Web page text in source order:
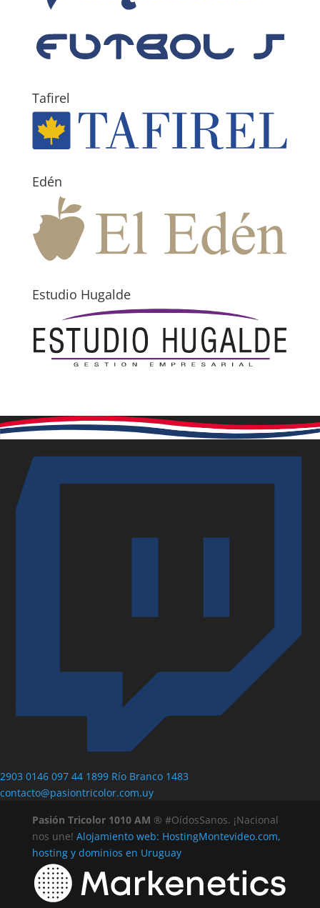
Tafirel
Edén
Estudio Hugalde
2903 0146 097 44 1899 Río Branco 1483
contacto@pasiontricolor.com.uy
Pasión Tricolor 1010 AM ® #OídosSanos. ¡Nacional
nos une! Alojamiento web: HostingMontevideo.com,
hosting y dominios en Uruguay